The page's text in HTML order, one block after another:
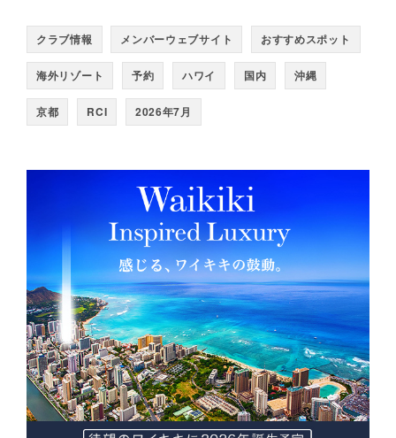
クラブ情報 メンバーウェブサイト おすすめスポット
海外リゾート 予約 ハワイ 国内 沖縄
京都 RCI 2026年7月